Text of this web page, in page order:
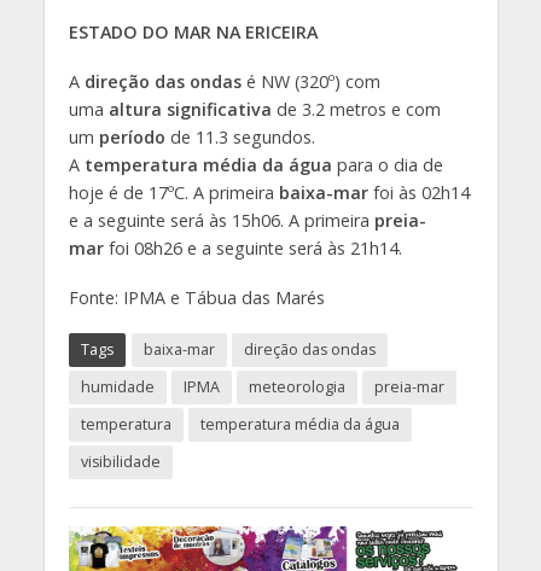
ESTADO DO MAR NA ERICEIRA
A direção das ondasé NW (320º) com
uma altura significativa de 3.2 metros e com
um período de 11.3 segundos.
Atemperatura média da água para o dia de
hoje é de 17ºC. A primeira baixa-marfoi às 02h14
e a seguinte será às 15h06. A primeira preia-
marfoi 08h26 e a seguinte será às 21h14.
Fonte: IPMA e Tábua das Marés
Tags baixa-mar
direção das ondas
humidade
IPMA meteorologia
preia-mar
temperatura
temperatura média da água
visibilidade